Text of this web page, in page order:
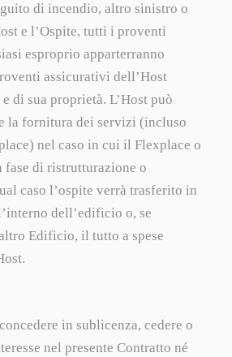
di incendio, altro sinistro o
e l’Ospite, tutti i proventi
esproprio apparterranno
assicurativi dell’Host
di sua proprietà. L’Host può
la fornitura dei servizi (incluso
nel caso in cui il Flexplace o
di ristrutturazione o
caso l’ospite verrà trasferito in
dell’edificio o, se
Edificio, il tutto a spese
in sublicenza, cedere o
nel presente Contratto né